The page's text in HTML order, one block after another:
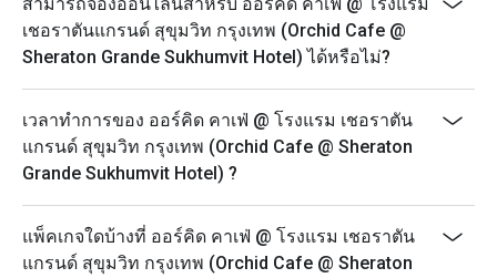
ผู้ใหญ่: 1,900++ บาท ต่อท่าน
เด็ก (อายุ 3 – 12 ปี): 950++ บาท ต่อท่าน
บุฟเฟ่ต์นานาชาติมื้อค่ำ l วันจันทร์ – พฤหัสบดี เวลา
18.00 – 22.30 น.
ผู้ใหญ่: 1,950++ บาท ต่อท่าน
เด็ก (อายุ 3 – 12 ปี): 975++ บาท ต่อท่าน
บุฟเฟ่ต์อาหารทะเลมื้อค่ำแกรนด์ l วันศุกร์ – อาทิตย์ เวลา
18.00 – 22.30 น. ผู้ใหญ่: 2,450++ บาท ต่อท่าน
เด็ก (3 – 12 ปี): 1,225++ บาท ต่อท่าน
เชอราตันแกรนด์ สุขุมวิท กรุงเทพ (Orchid Cafe @
Sheraton Grande Sukhumvit Hotel) ได้หรือไม่?
เวลาทำการของ ออร์คิด คาเฟ่ @ โรงแรม เชอราตัน
แกรนด์ สุขุมวิท กรุงเทพ (Orchid Cafe @ Sheraton
Grande Sukhumvit Hotel) ?
แพ็คเกจใดบ้างที่ ออร์คิด คาเฟ่ @ โรงแรม เชอราตัน
แกรนด์ สุขุมวิท กรุงเทพ (Orchid Cafe @ Sheraton